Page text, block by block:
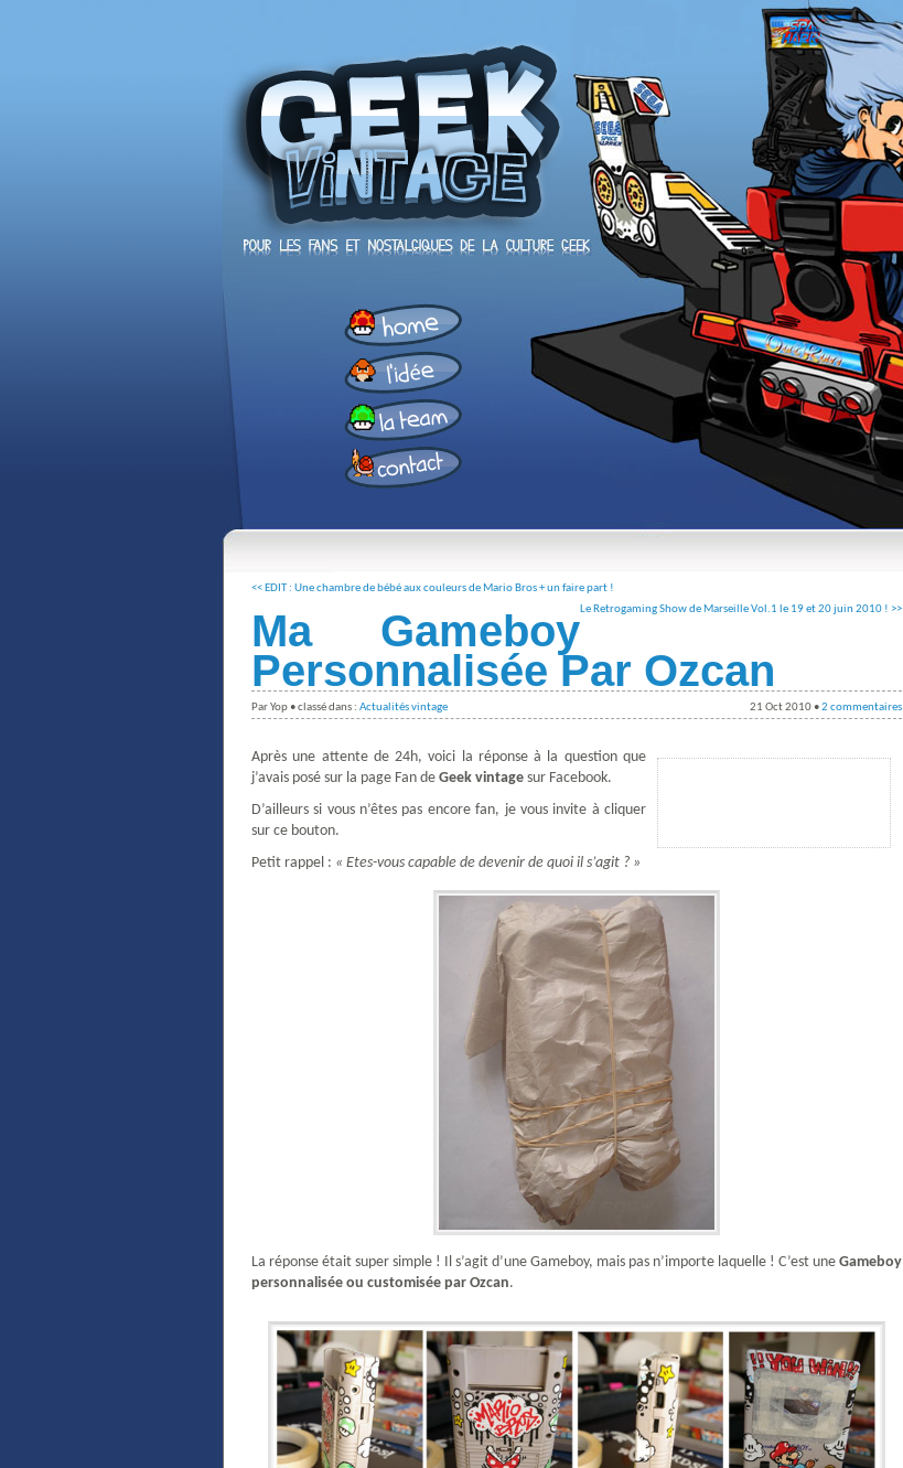
<< EDIT : Une chambre de bébé aux couleurs de Mario Bros + un faire part !
Le Retrogaming Show de Marseille Vol.1 le 19 et 20 juin 2010 ! >>
Ma Gameboy
Personnalisée Par Ozcan
Par Yop • classé dans : Actualités vintage 21 Oct 2010 •2 commentaires
Après une attente de 24h, voici la réponse à la question que
j’avais posé sur la page Fan de Geek vintage sur Facebook.
D’ailleurs si vous n’êtes pas encore fan, je vous invite à cliquer
sur ce bouton.
Petit rappel : « Etes-vous capable de devenir de quoi il s’agit ? »
La réponse était super simple ! Il s’agit d’une Gameboy, mais pas n’importe laquelle ! C’est une Gameboy
personnalisée ou customisée par Ozcan.